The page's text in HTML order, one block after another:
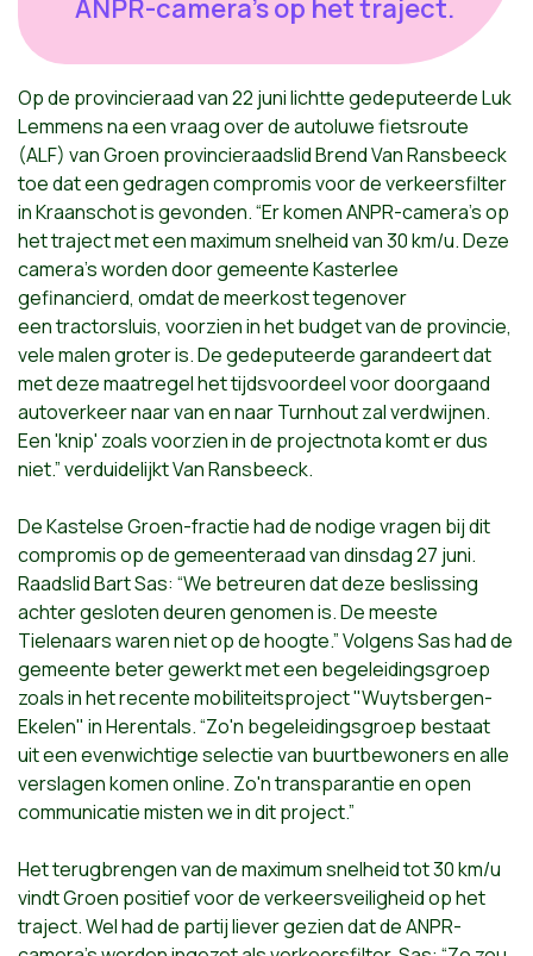
ANPR-camera's op het traject.
Op de provincieraad van 22 juni lichtte gedeputeerde Luk
Lemmens na eenvraag over de autoluwe fietsroute
(ALF) van Groen provincieraadslid Brend Van Ransbeeck
toe dat eengedragen compromis voor deverkeersfilter
in Kraanschot is gevonden. “Er komen ANPR-camera’s op
hettraject met een maximum snelheid van 30 km/u. Deze
camera’s worden doorgemeente Kasterlee
gefinancierd, omdat de meerkost tegenover
eentractorsluis, voorzien in het budget van de provincie,
vele malen groteris. De gedeputeerde garandeert dat
met deze maatregel het tijdsvoordeelvoor doorgaand
autoverkeer naar van en naar Turnhout zal verdwijnen.
Een'knip' zoals voorzien in de projectnota komt er dus
niet.” verduidelijktVan Ransbeeck.
De Kastelse Groen-fractie had de nodige vragen bij dit
compromis op degemeenteraad van dinsdag 27 juni.
Raadslid Bart Sas: “We betreuren datdeze beslissing
achter gesloten deuren genomen is. De meeste
Tielenaarswaren niet op de hoogte.” Volgens Sas had de
gemeente beter gewerkt meteen begeleidingsgroep
zoals in het recente mobiliteitsproject"Wuytsbergen-
Ekelen" in Herentals. “Zo'n begeleidingsgroep bestaat
uiteen evenwichtige selectie van buurtbewoners en alle
verslagen komenonline. Zo'n transparantie en open
communicatie misten we in dit project.”
Het terugbrengen van de maximum snelheid tot 30 km/u
vindt Groen positief voor de verkeersveiligheid op het
traject. Wel had de partijliever gezien dat de ANPR-